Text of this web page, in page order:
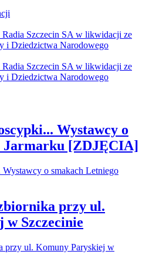
Wystawcy o
Jarmarku [ZDJĘCIA]
przy ul.
Szczecinie